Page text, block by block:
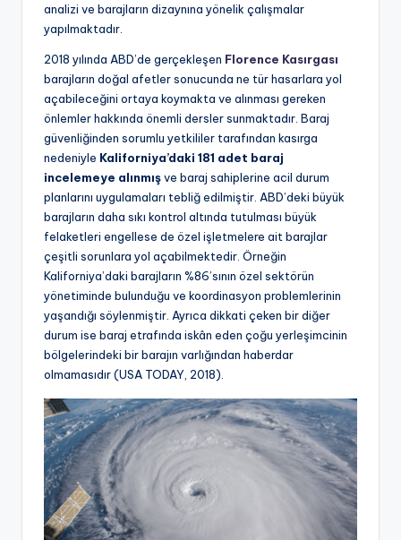
analizi ve barajların dizaynına yönelik çalışmalar
yapılmaktadır.
2018 yılında ABD’de gerçekleşen Florence Kasırgası
barajların doğal afetler sonucunda ne tür hasarlara yol
açabileceğini ortaya koymakta ve alınması gereken
önlemler hakkında önemli dersler sunmaktadır. Baraj
güvenliğinden sorumlu yetkililer tarafından kasırga
nedeniyle Kaliforniya’daki 181 adet baraj
incelemeye alınmışve baraj sahiplerine acil durum
planlarını uygulamaları tebliğ edilmiştir. ABD’deki büyük
barajların daha sıkı kontrol altında tutulması büyük
felaketleri engellese de özel işletmelere ait barajlar
çeşitli sorunlara yol açabilmektedir. Örneğin
Kaliforniya’daki barajların %86’sının özel sektörün
yönetiminde bulunduğu ve koordinasyon problemlerinin
yaşandığı söylenmiştir. Ayrıca dikkati çeken bir diğer
durum ise baraj etrafında iskân eden çoğu yerleşimcinin
bölgelerindeki bir barajın varlığından haberdar
olmamasıdır (USA TODAY, 2018).